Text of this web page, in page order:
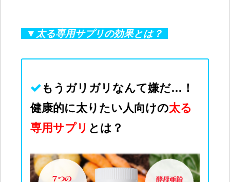
▼太る専用サプリの効果とは？
もうガリガリなんて嫌だ…！
健康的に太りたい人向けの太る
専用サプリ とは？